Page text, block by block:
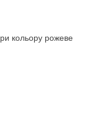
кольору рожеве